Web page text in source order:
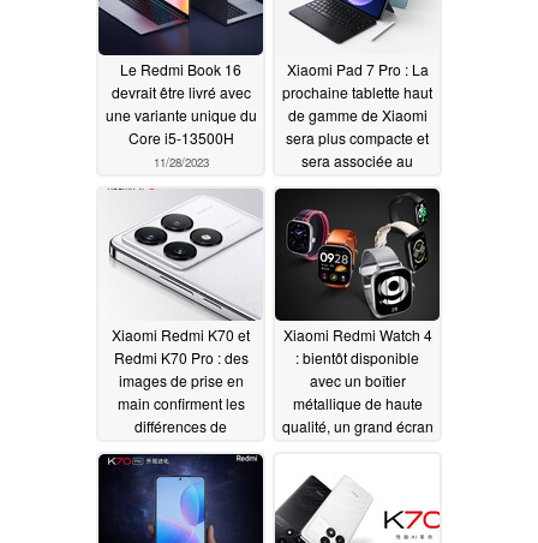
Le Redmi Book 16
devrait être livré avec
une variante unique du
Core i5-13500H
11/28/2023
Xiaomi Pad 7 Pro : La
prochaine tablette haut
de gamme de Xiaomi
sera plus compacte et
sera associée au
une fuite
11/28/2023
Xiaomi Redmi K70 et
Redmi K70 Pro : des
images de prise en
main confirment les
différences de
lancement11/28/2023
Xiaomi Redmi Watch 4
: bientôt disponible
avec un boîtier
métallique de haute
qualité, un grand écran
options de
personnalisation
11/27/2023